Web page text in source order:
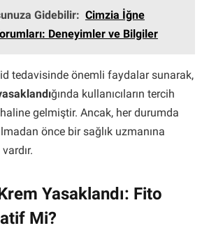
Gidebilir: Cimzia İğne
Deneyimler ve Bilgiler
tedavisinde önemli faydalar sunarak,
ğında kullanıcıların tercih
gelmiştir. Ancak, her durumda
önce bir sağlık uzmanına
Yasaklandı: Fito
Mi?